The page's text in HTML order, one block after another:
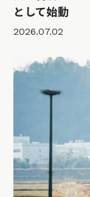
として始動
2026.07.02